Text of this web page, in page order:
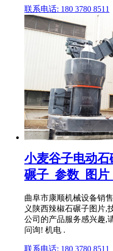
联系电话: 180 3780 8511
小麦谷子电动
碾子_参数_图片
曲阜市康顺机械设备销
义陕西辣椒石碾子图片,
公司的产品服务感兴趣,
问询! 机电 .
联系电话: 180 3780 8511